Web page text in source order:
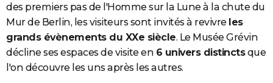
des premiers pas de l'Homme sur la Lune à la chute du
Mur de Berlin, les visiteurs sont invités à revivre les
grands évènements du XXe siècle. Le Musée Grévin
décline ses espaces de visite en 6 univers distinctsque
l'on découvre les uns après les autres.